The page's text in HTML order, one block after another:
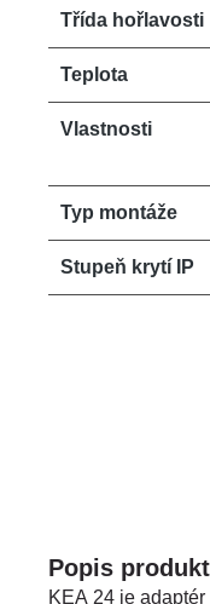
Třída hořlavosti
Teplota
Vlastnosti
Typ montáže
Stupeň krytí IP
Popis
KEA 24 je